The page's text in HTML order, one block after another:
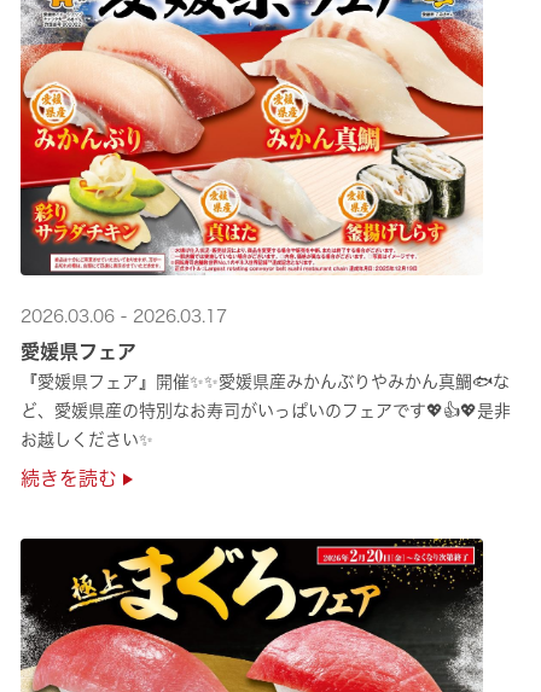
2026.03.06 - 2026.03.17
愛媛県フェア
『愛媛県フェア』開催✨✨愛媛県産みかんぶりやみかん真鯛🐟な
ど、愛媛県産の特別なお寿司がいっぱいのフェアです💖👍💖是非
お越しください✨
続きを読む